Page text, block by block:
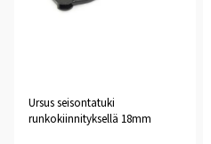
Ursus seisontatuki
runkokiinnityksellä 18mm